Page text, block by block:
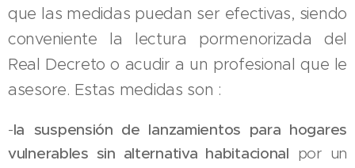
que las medidas puedan ser efectivas, siendo
conveniente la lectura pormenorizada del
Real Decreto o acudir a un profesional que le
asesore. Estas medidas son :
-la suspensión de lanzamientos para hogares
vulnerables sin alternativa habitacional por un